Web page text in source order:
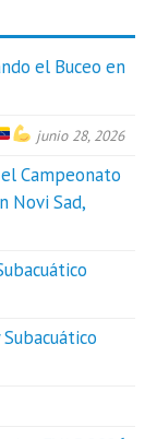
el Buceo en
junio 28, 2026
Campeonato
Novi Sad,